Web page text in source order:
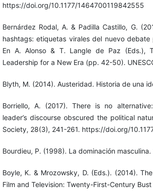
https://doi.org/10.1177/1464700119842555
Bernárdez Rodal, A. & Padilla Castillo, G.
hashtags: etiquetas virales del nuevo
En A. Alonso & T. Langle de Paz (Eds.),
Leadership for a New Era (pp. 42-50).
Blyth, M. (2014). Austeridad. Historia de una
Borriello, A. (2017). There is no
leader’s discourse obscured the political
Society, 28(3), 241-261. https://doi.org/
Bourdieu, P. (1998). La dominación masculina.
Boyle, K. & Mrozowsky, D. (Eds.). (2014).
Film and Television: Twenty-First-Century